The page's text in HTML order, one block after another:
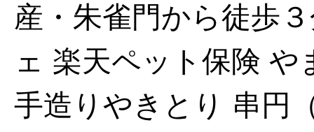
産・朱雀門から徒歩
ェ 楽天ペット保険 や
手造りやきとり 串円